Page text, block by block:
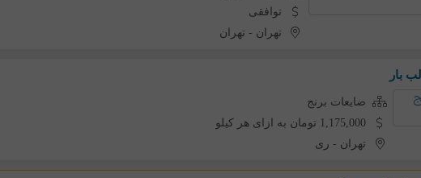
توافقی
تهران -تهران
بار
ضایعات برنج
1,175,000 تومان به ازای هر کیلو
تهران - ری